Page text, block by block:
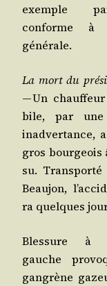
exemple
conforme
générale.
La mort du
— Un
bile, par une
inad­ver­tance,
gros bour­geois
su. Trans­por­té
Beau­jon,
ra quelques
Bles­sure à
gauche
gan­grène